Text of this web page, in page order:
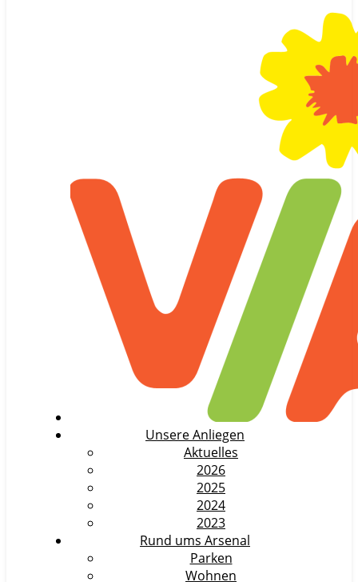
Unsere Anliegen
Aktuelles
2026
2025
2024
2023
Rund ums Arsenal
Parken
Wohnen